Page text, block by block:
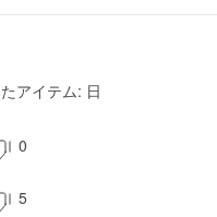
アイテム: 日
0
5